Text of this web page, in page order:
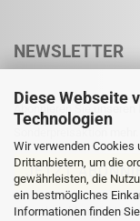
Diese Webseite
Technologien
Wir verwenden Cookies
Drittanbietern, um die
gewährleisten, die
ein bestmögliches
Informationen finden
NEWSLETTER
Abonnieren Sie
Sonderpreisaktion mehr.
Eine Abmeldung ist